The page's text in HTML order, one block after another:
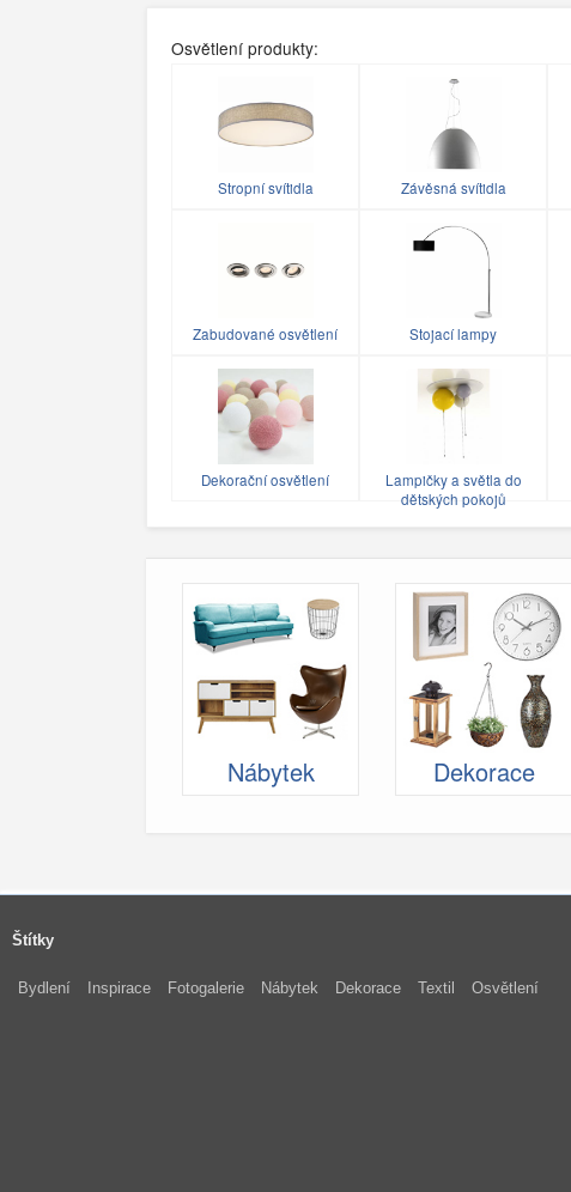
Osvětlení produkty:
Stropní svítidla Závěsná svítidla
Zabudované osvětlení Stojací lampy
Dekorační osvětlení
Lampičky a světla do
dětských pokojů
Nábytek Dekorace
Štítky
Bydlení Inspirace Fotogalerie Nábytek Dekorace Textil Osvětlení